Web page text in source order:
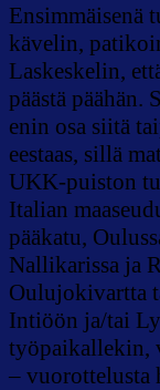
Ensimmäisenä
kävelin,
Laskeskelin,
päästä
enin osa siitä
eestaas, sillä
UKK-puiston
Italian
pääkatu,
Nallikarissa ja
Oulujokivartta
Intiöön ja/tai
työpaikallekin,
– vuorottelusta